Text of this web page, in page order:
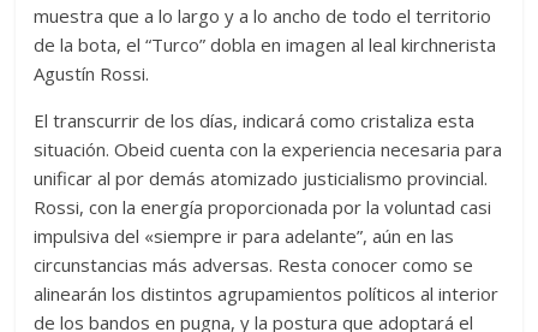
muestra que a lo largo y a lo ancho de todo el territorio
de la bota, el “Turco” dobla en imagen al leal kirchnerista
Agustín Rossi.
El transcurrir de los días, indicará como cristaliza esta
situación. Obeid cuenta con la experiencia necesaria para
unificar al por demás atomizado justicialismo provincial.
Rossi, con la energía proporcionada por la voluntad casi
impulsiva del «siempre ir para adelante”, aún en las
circunstancias más adversas. Resta conocer como se
alinearán los distintos agrupamientos políticos al interior
de los bandos en pugna, y la postura que adoptará el